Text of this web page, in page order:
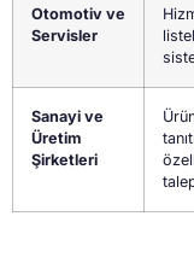
Otomotiv ve
Servisler
Sanayi ve
Üretim
Şirketleri